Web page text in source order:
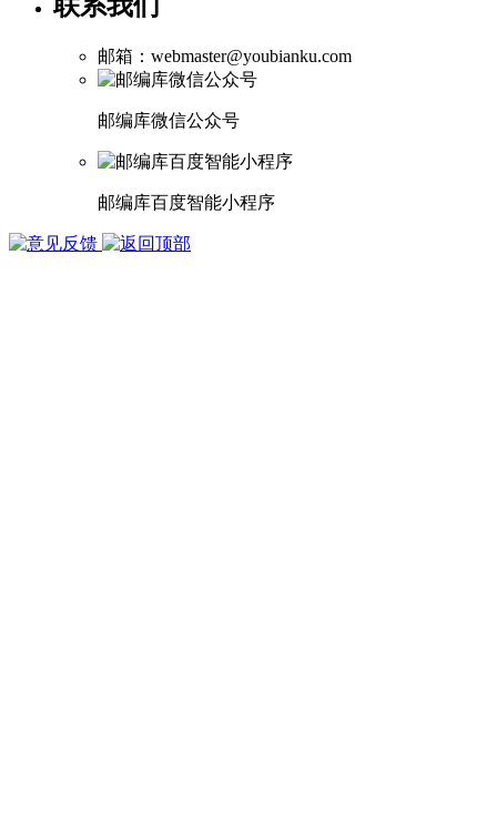
联系我们
邮箱：webmaster@youbianku.com
邮编库微信公众号
邮编库百度智能小程序